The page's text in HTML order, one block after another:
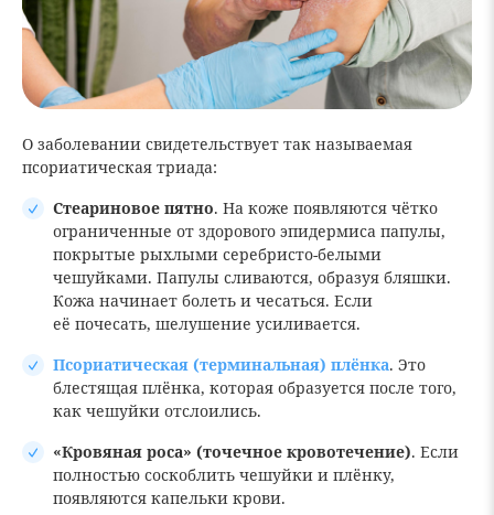
О заболевании свидетельствует так называемая
псориатическая триада:
Стеариновое пятно. На коже появляются чётко
ограниченные от здорового эпидермиса папулы,
покрытые рыхлыми серебристо-белыми
чешуйками. Папулы сливаются, образуя бляшки.
Кожа начинает болеть и чесаться. Если
её почесать, шелушение усиливается.
Псориатическая (терминальная) плёнка. Это
блестящая плёнка, которая образуется после того,
как чешуйки отслоились.
«Кровяная роса» (точечное кровотечение). Если
полностью соскоблить чешуйки и плёнку,
появляются капельки крови.